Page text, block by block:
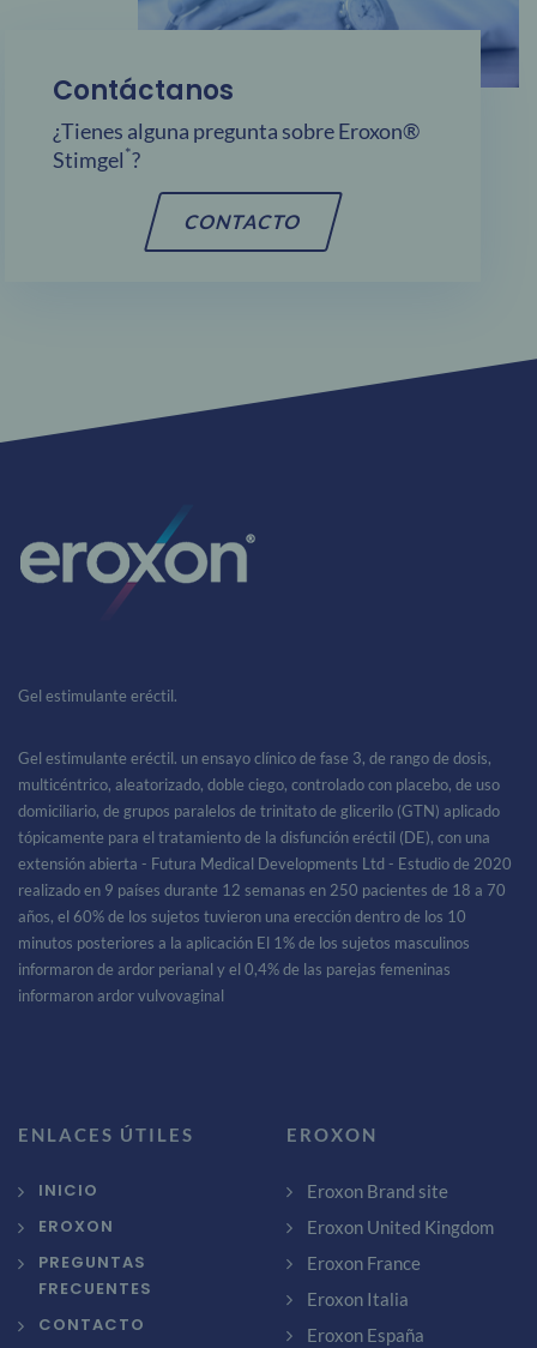
Contáctanos
¿Tienes alguna pregunta sobre Eroxon®
Stimgel*?
CONTACTO
Gel estimulante eréctil.
Gel estimulante eréctil. un ensayo clínico de fase 3, de rango de dosis,
multicéntrico, aleatorizado, doble ciego, controlado con placebo, de uso
domiciliario, de grupos paralelos de trinitato de glicerilo (GTN) aplicado
tópicamente para el tratamiento de la disfunción eréctil (DE), con una
extensión abierta - Futura Medical Developments Ltd - Estudio de 2020
realizado en 9 países durante 12 semanas en 250 pacientes de 18 a 70
años, el 60% de los sujetos tuvieron una erección dentro de los 10
minutos posteriores a la aplicación El 1% de los sujetos masculinos
informaron de ardor perianal y el 0,4% de las parejas femeninas
informaron ardor vulvovaginal
ENLACES ÚTILES
INICIO
EROXON
PREGUNTAS
FRECUENTES
CONTACTO
EROXON
Eroxon Brand site
Eroxon United Kingdom
Eroxon France
Eroxon Italia
Eroxon España